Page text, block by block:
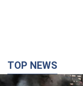
TOP NEWS